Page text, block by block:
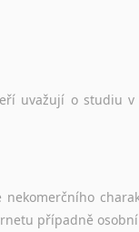
uvažují o studiu v
nekomerčního
případně osobní